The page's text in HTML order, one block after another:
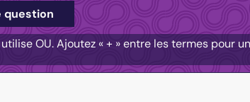
question
OU. Ajoutez « + » entre les termes pour